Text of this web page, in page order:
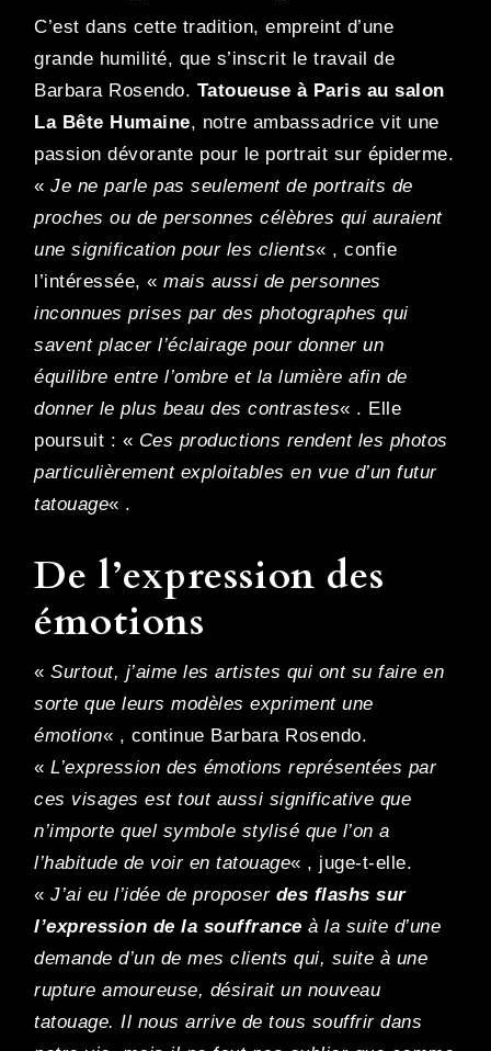
C’est dans cette tradition, empreint d’une
grande humilité, que s’inscrit le travail de
Barbara Rosendo. Tatoueuse à Paris au salon
La Bête Humaine, notre ambassadrice vit une
passion dévorante pour le portrait sur épiderme.
« Je ne parle pas seulement de portraits de
proches ou de personnes célèbres qui auraient
une signification pour les clients« , confie
l’intéressée, « mais aussi de personnes
inconnues prises par des photographes qui
savent placer l’éclairage pour donner un
équilibre entre l’ombre et la lumière afin de
donner le plus beau des contrastes« . Elle
poursuit : « Ces productions rendent les photos
particulièrement exploitables en vue d’un futur
tatouage« .
De l’expression des
émotions
« Surtout, j’aime les artistes qui ont su faire en
sorte que leurs modèles expriment une
émotion« , continue Barbara Rosendo.
« L’expression des émotions représentées par
ces visages est tout aussi significative que
n’importe quel symbole stylisé que l’on a
l’habitude de voir en tatouage« , juge-t-elle.
« J’ai eu l’idée de proposer des flashs sur
l’expression de la souffrance à la suite d’une
demande d’un de mes clients qui, suite à une
rupture amoureuse, désirait un nouveau
tatouage. Il nous arrive de tous souffrir dans